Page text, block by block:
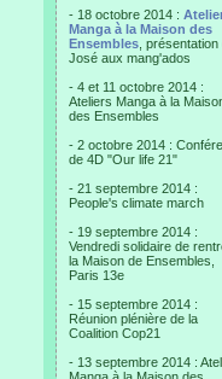
- 18 octobre 2014 :
Manga à la Maison des
Ensembles , présentation
José aux mang'ados
- 4 et 11 octobre 2014 :
Ateliers Manga à la
des Ensembles
- 2 octobre 2014 :
de 4D "Our life 21"
- 21 septembre 2014 :
People's climate march
- 19 septembre 2014 :
Vendredi solidaire de
la Maison de Ensembles,
Paris 13e
- 15 septembre 2014 :
Réunion plénière de la
Coalition Cop21
- 13 septembre 2014 :